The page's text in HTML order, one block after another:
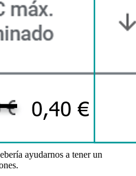
ayudarnos a tener un